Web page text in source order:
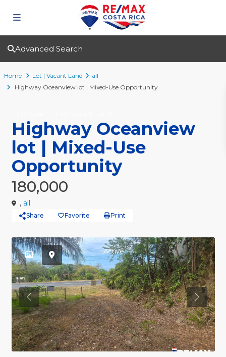
Advanced Search
Home Lot | Vacant Land
all
Highway Oceanview lot | Mixed-Use Opportunity
Highway Oceanview
lot | Mixed-Use
Opportunity
180,000
, all
Share Favorite Print
Active
Previous